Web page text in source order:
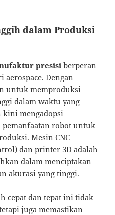
dalam Produksi
presisiberperan
aerospace. Dengan
untuk memproduksi
dalam waktu yang
kini mengadopsi
pemanfaatan robot untuk
Mesin CNC
dan printer 3D adalah
dalam menciptakan
akurasi yang tinggi.
cepat dan tepat ini tidak
juga memastikan